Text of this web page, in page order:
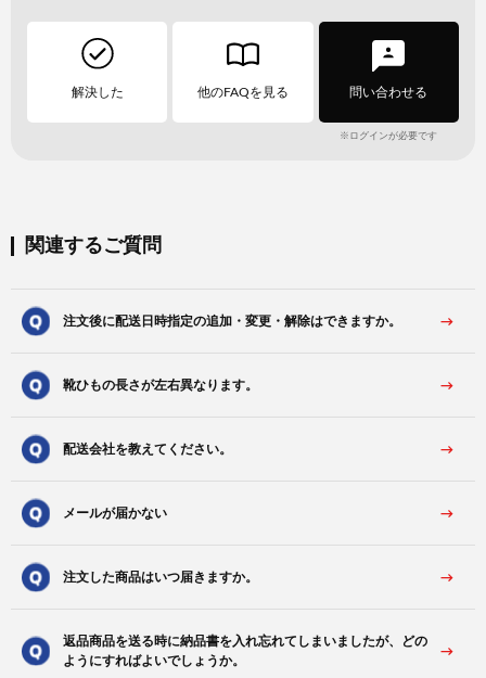
解決した 他のFAQを見る 問い合わせる
※ログインが必要です
関連するご質問
注文後に配送日時指定の追加・変更・解除はできますか。
靴ひもの長さが左右異なります。
配送会社を教えてください。
メールが届かない
注文した商品はいつ届きますか。
返品商品を送る時に納品書を入れ忘れてしまいましたが、どの
ようにすればよいでしょうか。